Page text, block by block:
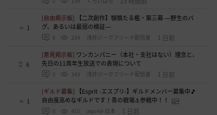
1
[自由掲示板]
【二次創作】顎顎たる檻・第三幕 ―野生のバ
グ、あるいは最弱の検証―
0 234 浅井ジークフリード配信者 1 日前
6
[意見掲示板] ワンカンパニー（本社・支社はない）理念と、
先日の11周年生放送での表現について
0 343 浅井ジークフリード配信者 1 日前
1
[ギルド募集]
【Esprit -エスプリ-】ギルドメンバー募集中🎵
自由度高めなギルドです！青の戦場⚓参戦中！！
0 415 aquria-日本 1 日前